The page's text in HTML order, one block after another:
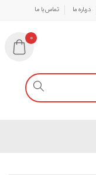
درباره ما تماس با ما
0